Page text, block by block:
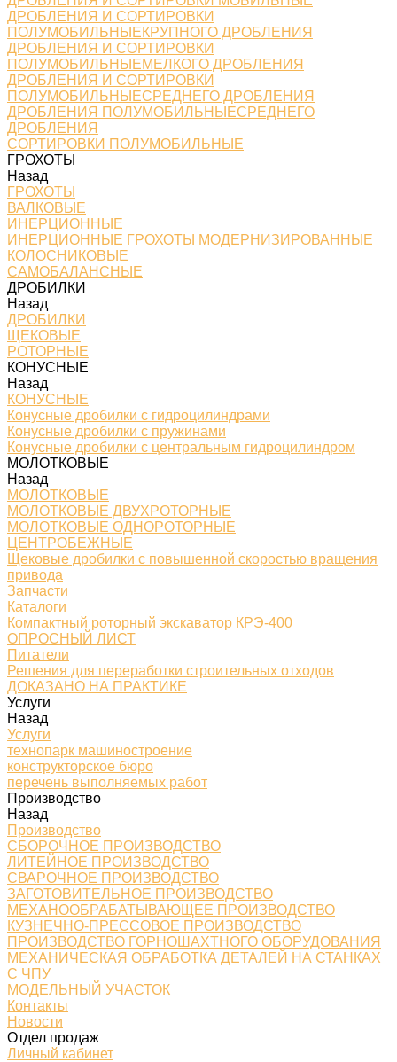
ДРОБЛЕНИЯ И СОРТИРОВКИ
ПОЛУМОБИЛЬНЫЕКРУПНОГО ДРОБЛЕНИЯ
ДРОБЛЕНИЯ И СОРТИРОВКИ
ПОЛУМОБИЛЬНЫЕМЕЛКОГО ДРОБЛЕНИЯ
ДРОБЛЕНИЯ И СОРТИРОВКИ
ПОЛУМОБИЛЬНЫЕСРЕДНЕГО ДРОБЛЕНИЯ
ДРОБЛЕНИЯ ПОЛУМОБИЛЬНЫЕСРЕДНЕГО
ДРОБЛЕНИЯ
СОРТИРОВКИ ПОЛУМОБИЛЬНЫЕ
ГРОХОТЫ
Назад
ГРОХОТЫ
ВАЛКОВЫЕ
ИНЕРЦИОННЫЕ
ИНЕРЦИОННЫЕ ГРОХОТЫ МОДЕРНИЗИРОВАННЫЕ
КОЛОСНИКОВЫЕ
САМОБАЛАНСНЫЕ
ДРОБИЛКИ
Назад
ДРОБИЛКИ
ЩЕКОВЫЕ
РОТОРНЫЕ
КОНУСНЫЕ
Назад
КОНУСНЫЕ
Конусные дробилки с гидроцилиндрами
Конусные дробилки с пружинами
Конусные дробилки с центральным гидроцилиндром
МОЛОТКОВЫЕ
Назад
МОЛОТКОВЫЕ
МОЛОТКОВЫЕ ДВУХРОТОРНЫЕ
МОЛОТКОВЫЕ ОДНОРОТОРНЫЕ
ЦЕНТРОБЕЖНЫЕ
Щековые дробилки с повышенной скоростью вращения
привода
Запчасти
Каталоги
Компактный роторный экскаватор КРЭ-400
ОПРОСНЫЙ ЛИСТ
Питатели
Решения для переработки строительных отходов
ДОКАЗАНО НА ПРАКТИКЕ
Услуги
Назад
Услуги
технопарк машиностроение
конструкторское бюро
перечень выполняемых работ
Производство
Назад
Производство
СБОРОЧНОЕ ПРОИЗВОДСТВО
ЛИТЕЙНОЕ ПРОИЗВОДСТВО
СВАРОЧНОЕ ПРОИЗВОДСТВО
ЗАГОТОВИТЕЛЬНОЕ ПРОИЗВОДСТВО
МЕХАНООБРАБАТЫВАЮЩЕЕ ПРОИЗВОДСТВО
КУЗНЕЧНО-ПРЕССОВОЕ ПРОИЗВОДСТВО
ПРОИЗВОДСТВО ГОРНОШАХТНОГО ОБОРУДОВАНИЯ
МЕХАНИЧЕСКАЯ ОБРАБОТКА ДЕТАЛЕЙ НА СТАНКАХ
С ЧПУ
МОДЕЛЬНЫЙ УЧАСТОК
Контакты
Новости
Отдел продаж
Личный кабинет